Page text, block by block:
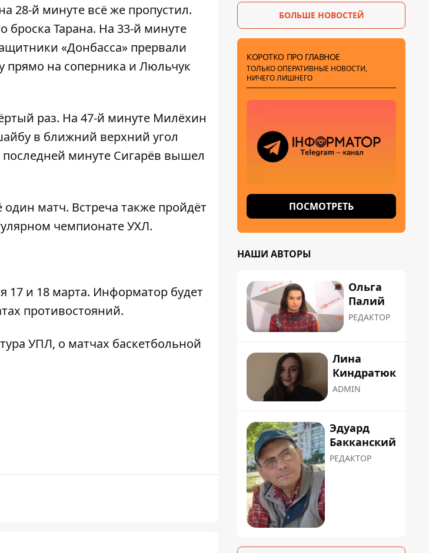
28-й минуте всё же пропустил.
броска Тарана. На 33-й минуте
«Донбасса» прервали
прямо на соперника и Люльчук
раз. На 47-й минуте Милёхин
в ближний верхний угол
последней минуте Сигарёв вышел
матч. Встреча также пройдёт
чемпионате УХЛ.
17 и 18 марта. Информатор будет
противостояний.
УПЛ, о матчах баскетбольной
БОЛЬШЕ НОВОСТЕЙ
КОРОТКО ПРО ГЛАВНОЕ
ТОЛЬКО ОПЕРАТИВНЫЕ НОВОСТИ,
НИЧЕГО ЛИШНЕГО
ПОСМОТРЕТЬ
НАШИ АВТОРЫ
Ольга
Палий
РЕДАКТОР
Лина
Киндратюк
ADMIN
Эдуард
Бакканский
РЕДАКТОР